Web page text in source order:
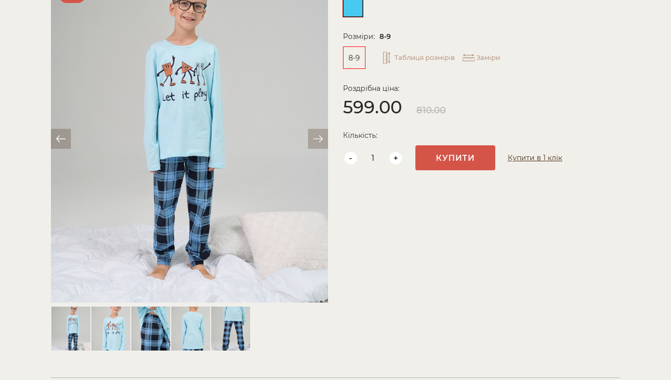
Розміри: 8-9
8-9 Таблиця розмірів Заміри
Роздрібна ціна:
599.00 810.00
Кількість:
- + КУПИТИ Купити в 1 клік